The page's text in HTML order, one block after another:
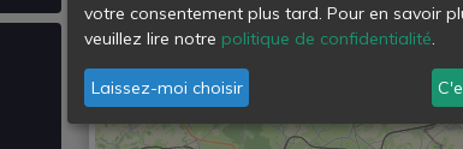
votre consentement plus tard. Pour en savoir
veuillez lire notre politique de confidentialité.
Laissez-moi choisir